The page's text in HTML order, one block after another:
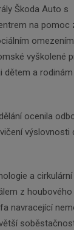
Škoda Auto s
na pomoc
vyškolené
dětem a
ocenila
výslovnosti
a
z
navracející